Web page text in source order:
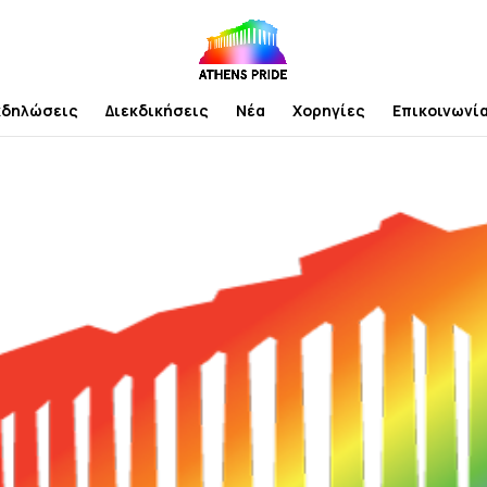
Διεκδικήσεις Νέα Χορηγίες Επικοινωνία